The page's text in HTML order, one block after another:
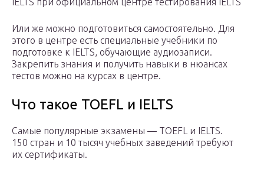
Или же можно подготовиться самостоятельно. Для
этого в центре есть специальные учебники по
подготовке к IELTS, обучающие аудиозаписи.
Закрепить знания и получить навыки в нюансах
тестов можно на курсах в центре.
Что такое TOEFL и IELTS
Самые популярные экзамены — TOEFL и IELTS.
150 стран и 10 тысяч учебных заведений требуют
их сертификаты.